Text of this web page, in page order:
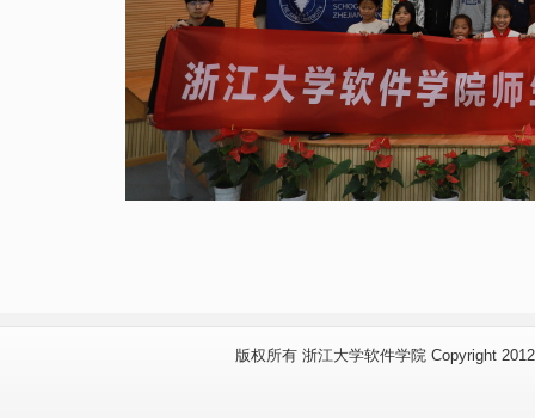
版权所有 浙江大学软件学院 Copyright